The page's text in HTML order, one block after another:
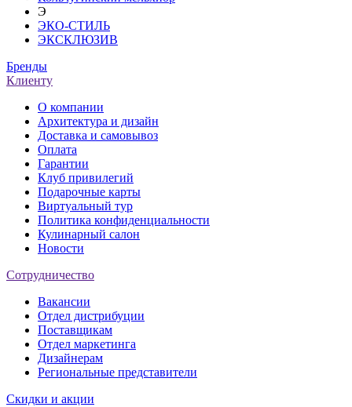
Э
ЭКО-СТИЛЬ
ЭКСКЛЮЗИВ
Бренды
Клиенту
О компании
Архитектура и дизайн
Доставка и самовывоз
Оплата
Гарантии
Клуб привилегий
Подарочные карты
Виртуальный тур
Политика конфиденциальности
Кулинарный салон
Новости
Сотрудничество
Вакансии
Отдел дистрибуции
Поставщикам
Отдел маркетинга
Дизайнерам
Региональные представители
Скидки и акции